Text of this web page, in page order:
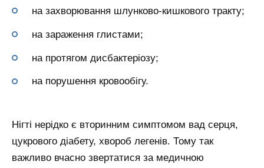
на захворювання шлунково-кишкового тракту;
на зараження глистами;
на протягом дисбактеріозу;
на порушення кровообігу.
Нігті нерідко є вторинним симптомом вад серця,
цукрового діабету, хвороб легенів. Тому так
важливо вчасно звертатися за медичною